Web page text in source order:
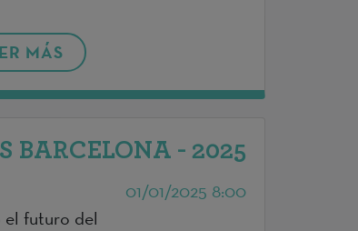
MÁS
BARCELONA - 2025
01/01/2025 8:00
el futuro del